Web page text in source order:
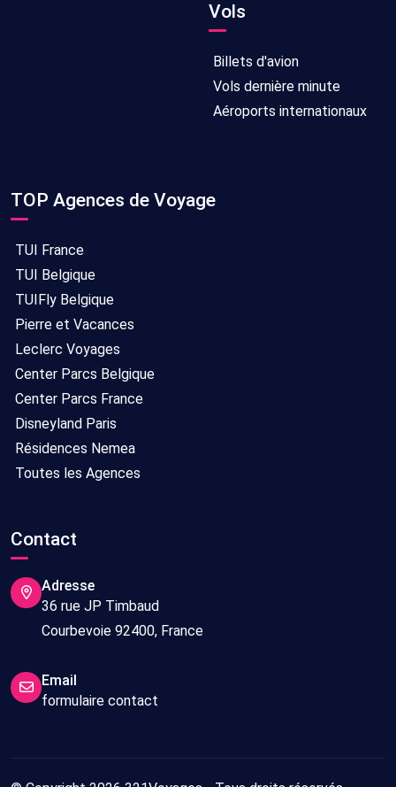
Vols
Billets d'avion
Vols dernière minute
Aéroports internationaux
TOP Agences de Voyage
TUI France
TUI Belgique
TUIFly Belgique
Pierre et Vacances
Leclerc Voyages
Center Parcs Belgique
Center Parcs France
Disneyland Paris
Résidences Nemea
Toutes les Agences
Contact
Adresse
36 rue JP Timbaud
Courbevoie 92400, France
Email
formulaire contact